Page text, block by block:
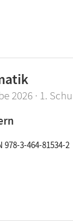
2026 · 1.
978-3-464-81534-2